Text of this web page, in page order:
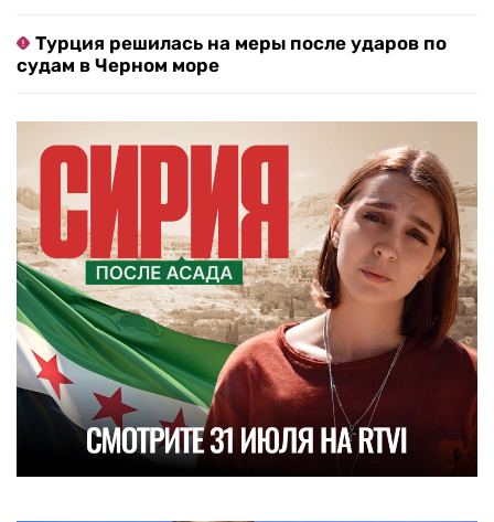
Турция решилась на меры после ударов по
судам в Черном море